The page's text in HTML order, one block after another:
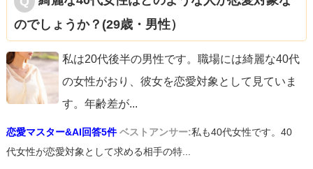
のでしょうか？(29歳・男性）
私は20代後半の男性です。職場には綺麗な40代
の女性がおり、彼女を恋愛対象として見ていま
す。年齢差が...
恋愛マスター&AI回答5件 ベストアンサー:私も40代女性です。40
代女性が恋愛対象として求める相手の特...